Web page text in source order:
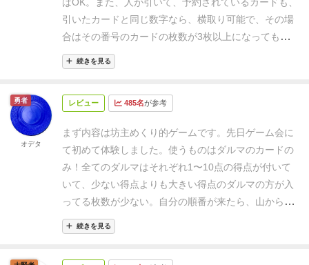
た。一番盛り上がるポイントは移動するダルマの束。
最初は2〜3枚のカードが重なって並んでいるだけだ
が、同じ番号のダルマが引かれるたびにそのカードの
束があっちへ行ったり、こっちへ行ったり移動する。
くなり、そのうち莫大な点数となって自分の元にやっ
分の手番が終わって他のプレイヤーがカードを引き始
めるともうハラハラドキドキ。「頼む！同じダルマは
出ないでくれ！ 」 そう心の中で叫びつつ、他プレイヤ
ーの手番でも目が離せない。そして再び自分の番まで
回ってきて大量得点が出来た時には思わずガッツポー
ズで歓喜するし、また他プレイヤーが同じカードを引
カリしてしまう。たった１枚のカードでプレイヤーの
しいですね。
正直、運ゲーで、いくら上手くプレイ
しても、相手に同じ数字のカードを出されれば、自分
の予約カードは没収されてしまいます。 でも、そこ
が息子たちの射幸心をあおっているようで、繰り返し
り返しプレイすれば彼らも理解するようになると思い
ますが、それまでは楽しくプレイしていきたいと思い
ます。
引いたカードと同じ数字なら、横取り可能で、その場
合はその番号のカードの枚数が3枚以上になっても大
丈夫。自分が引いた場合、合計が3枚以上になってし
まったらバーストで、その時にめくった全てのカード
は、次の自分の番が回ってくるまでは、予約という
ードの横取り合戦状態でしたが、 ヤッター！ 10き
た〜！ あなたの持ってる10頂き〜〜 と、もらった直
後に 引いたカードが 10で バースト ということ
もあり 何度か繰り返すうちに、かなり慎重にプレイす
るという感じになってきました。でも、慎重にゲーム
を進めても やはり運要素もかなりあるので、カード
大きな数字のカードを横取りされ、くやしー！と思っ
続きを見る
レビュー 485名が参考
まず内容は坊主めくり的ゲームです。 先日ゲーム会に
て初めて体験しました。 使うものはダルマのカードの
み！全てのダルマはそれぞれ1〜10点の得点が付いて
いて、少ない得点よりも大きい得点のダルマの方が入
ってる枚数が少ない。自分の順番が来たら、山からダ
ルマをめくるが、一定の枚数越えてダブって引いたら
その周に集めていたダルマは捨てないとならない。
続きを見る
勇者
オデタ